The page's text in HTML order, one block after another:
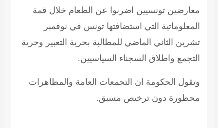
معارضين تونسيين اضربوا عن الطعام خلال قمة
المعلوماتية التي استضافتها تونس في نوفمبر
تشرين الثاني الماضي للمطالبة بحرية التعبير وحرية
التجمع واطلاق السجناء السياسيين.
وتقول الحكومة ان التجمعات العامة والمظاهرات
محظورة دون ترخيص مسبق.